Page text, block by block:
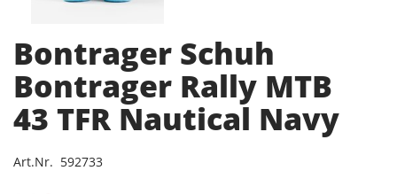
Bontrager Schuh
Bontrager Rally MTB
43 TFR Nautical Navy
Art.Nr. 592733